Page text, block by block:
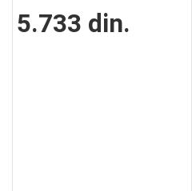
5.733 din.